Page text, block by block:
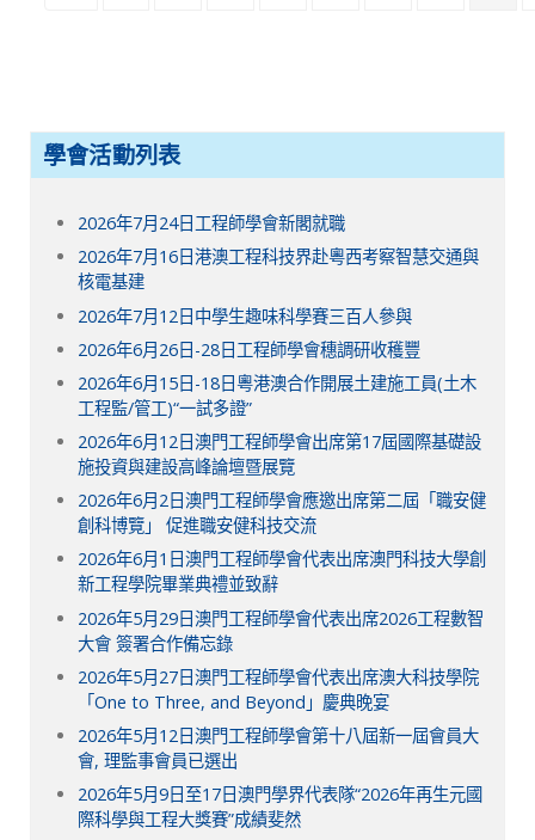
學會活動列表
2026年7月24日工程師學會新閣就職
2026年7月16日港澳工程科技界赴粵西考察智慧交通與
核電基建
2026年7月12日中學生趣味科學賽三百人參與
2026年6月26日-28日工程師學會穗調研收穫豐
2026年6月15日-18日粵港澳合作開展土建施工員(土木
工程監/管工)“一試多證”
2026年6月12日澳門工程師學會出席第17屆國際基礎設
施投資與建設高峰論壇暨展覽
2026年6月2日澳門工程師學會應邀出席第二屆「職安健
創科博覽」 促進職安健科技交流
2026年6月1日澳門工程師學會代表出席澳門科技大學創
新工程學院畢業典禮並致辭
2026年5月29日澳門工程師學會代表出席2026工程數智
大會 簽署合作備忘錄
2026年5月27日澳門工程師學會代表出席澳大科技學院
「One to Three, and Beyond」慶典晚宴
2026年5月12日澳門工程師學會第十八屆新一屆會員大
會, 理監事會員已選出
2026年5月9日至17日澳門學界代表隊“2026年再生元國
際科學與工程大獎賽”成績斐然